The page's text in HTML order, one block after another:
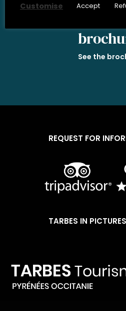
See the
REQUEST FOR
TARBES IN PICTURES
Customise
Accept